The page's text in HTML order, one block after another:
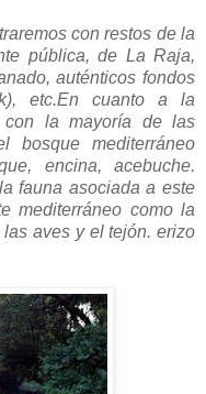
con restos de la
pública, de La Raja,
auténticos fondos
etc.En cuanto a la
con la mayoría de las
bosque mediterráneo
encina, acebuche.
la fauna asociada a este
mediterráneo como la
aves y el tejón. erizo